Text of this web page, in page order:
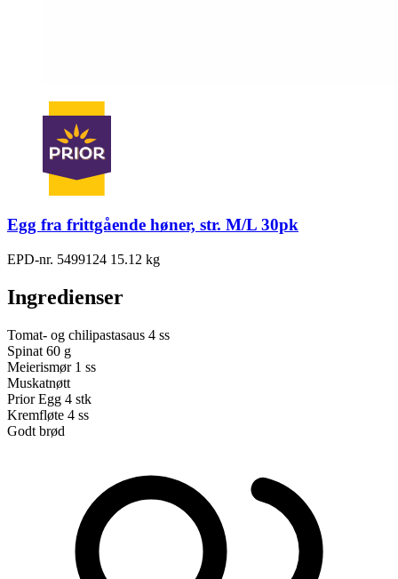
Egg fra frittgående høner, str. M/L 30pk
EPD-nr. 5499124 15.12 kg
Ingredienser
Tomat- og chilipastasaus 4 ss
Spinat 60 g
Meierismør 1 ss
Muskatnøtt
Prior Egg 4 stk
Kremfløte 4 ss
Godt brød